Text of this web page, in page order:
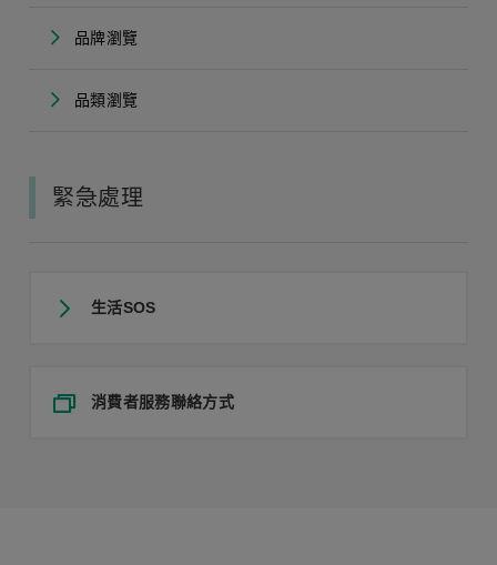
品牌瀏覽
品類瀏覽
緊急處理
生活SOS
消費者服務聯絡方式